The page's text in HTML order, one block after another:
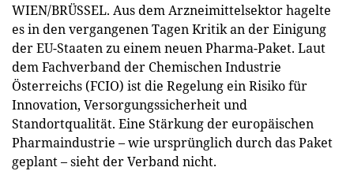
WIEN/BRÜSSEL. Aus dem Arzneimittelsektor hagelte
es in den vergangenen Tagen Kritik an der Einigung
der EU-Staaten zu einem neuen Pharma-Paket. Laut
dem Fachverband der Chemischen Industrie
Österreichs (FCIO) ist die Regelung ein Risiko für
Innovation, Versorgungssicherheit und
Standortqualität. Eine Stärkung der europäischen
Pharmaindustrie – wie ursprünglich durch das Paket
geplant – sieht der Verband nicht.